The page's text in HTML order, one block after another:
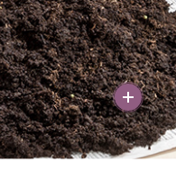
More